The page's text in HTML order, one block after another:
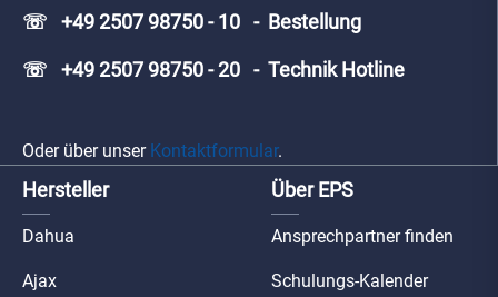
☏ +49 2507 98750 - 10 - Bestellung
☏ +49 2507 98750 - 20 - Technik Hotline
Oder über unser Kontaktformular.
Hersteller
Dahua
Ajax
Über EPS
Ansprechpartner finden
Schulungs-Kalender